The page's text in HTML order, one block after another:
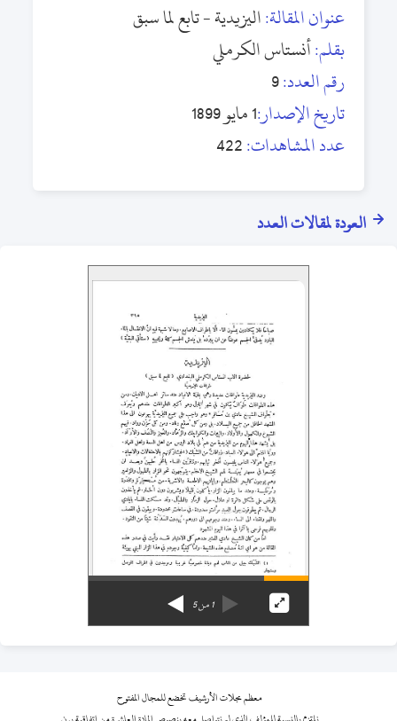
عنوان المقالة:اليزيدية - تابع لما سبق
بقلم:أنستاس الكرملي
رقم العدد:9
تاريخ الإصدار:1 مايو 1899
عدد المشاهدات:422
العودة لمقالات العدد
1من5
معظم مجلات الأرشيف تخضع للمجال المفتوح